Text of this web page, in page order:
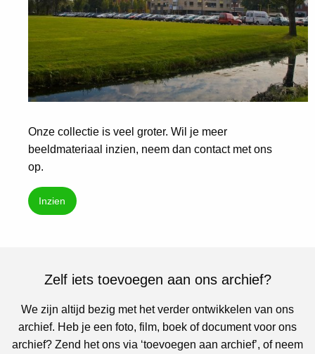
Onze collectie is veel groter. Wil je meer
beeldmateriaal inzien, neem dan contact met ons
op.
Inzien
Zelf iets toevoegen aan ons archief?
We zijn altijd bezig met het verder ontwikkelen van ons
archief. Heb je een foto, film, boek of document voor ons
archief? Zend het ons via ‘toevoegen aan archief’, of neem